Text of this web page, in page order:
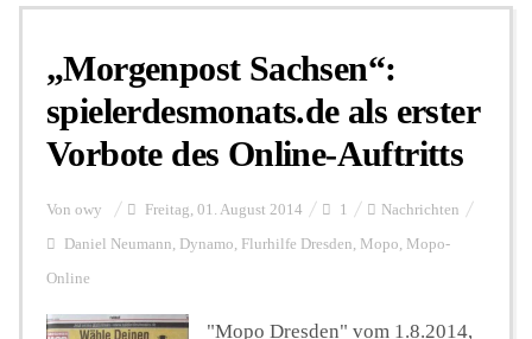
Personalien
Hintergrund
FUNKTURM-Beiträge
„Morgenpost Sachsen“:
spielerdesmonats.de als erster
Vorbote des Online-Auftritts
Von owy Freitag, 01. August 2014 1 Nachrichten
Daniel Neumann, Dynamo, Flurhilfe Dresden, Mopo, Mopo-
Online
"Mopo Dresden" vom 1.8.2014,